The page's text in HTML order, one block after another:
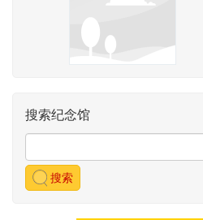
搜索纪念馆
搜索